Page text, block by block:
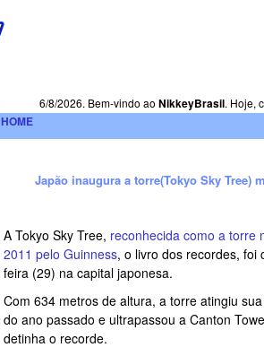
6/8/2026. Bem-vindo ao NikkeyBrasil. Hoje,
HOME
Japão inaugura a torre(Tokyo Sky Tree)
A Tokyo Sky Tree, reconhecida como a torre
2011 pelo Guinness, o livro dos recordes, foi
feira (29) na capital japonesa.
Com 634 metros de altura, a torre atingiu
do ano passado e ultrapassou a Canton
detinha o recorde.